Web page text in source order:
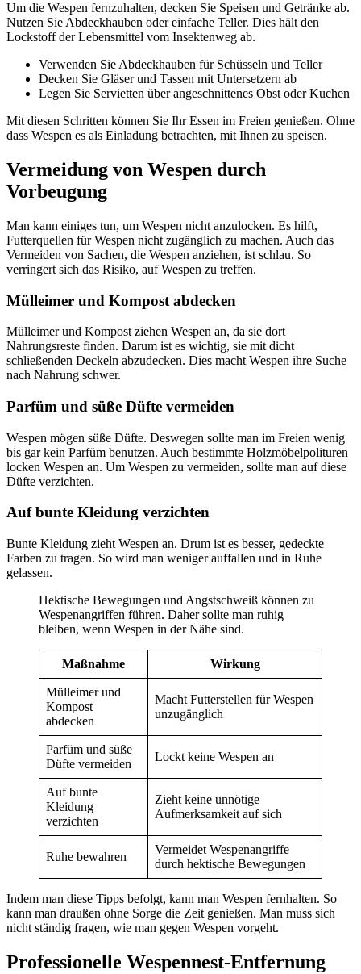
Um die Wespen fernzuhalten, decken Sie Speisen und Getränke ab.
Nutzen Sie Abdeckhauben oder einfache Teller. Dies hält den
Lockstoff der Lebensmittel vom Insektenweg ab.
Verwenden Sie Abdeckhauben für Schüsseln und Teller
Decken Sie Gläser und Tassen mit Untersetzern ab
Legen Sie Servietten über angeschnittenes Obst oder Kuchen
Mit diesen Schritten können Sie Ihr Essen im Freien genießen. Ohne
dass Wespen es als Einladung betrachten, mit Ihnen zu speisen.
Vermeidung von Wespen durch
Vorbeugung
Man kann einiges tun, um Wespen nicht anzulocken. Es hilft,
Futterquellen für Wespen nicht zugänglich zu machen. Auch das
Vermeiden von Sachen, die Wespen anziehen, ist schlau. So
verringert sich das Risiko, auf Wespen zu treffen.
Mülleimer und Kompost abdecken
Mülleimer und Kompost ziehen Wespen an, da sie dort
Nahrungsreste finden. Darum ist es wichtig, sie mit dicht
schließenden Deckeln abzudecken. Dies macht Wespen ihre Suche
nach Nahrung schwer.
Parfüm und süße Düfte vermeiden
Wespen mögen süße Düfte. Deswegen sollte man im Freien wenig
bis gar kein Parfüm benutzen. Auch bestimmte Holzmöbelpolituren
locken Wespen an. Um Wespen zu vermeiden, sollte man auf diese
Düfte verzichten.
Auf bunte Kleidung verzichten
Bunte Kleidung zieht Wespen an. Drum ist es besser, gedeckte
Farben zu tragen. So wird man weniger auffallen und in Ruhe
gelassen.
Hektische Bewegungen und Angstschweiß können zu
Wespenangriffen führen. Daher sollte man ruhig
bleiben, wenn Wespen in der Nähe sind.
Maßnahme Wirkung
Mülleimer und
Kompost
abdecken
Macht Futterstellen für Wespen
unzugänglich
Parfüm und süße
Düfte vermeiden
Lockt keine Wespen an
Auf bunte
Kleidung
verzichten
Zieht keine unnötige
Aufmerksamkeit auf sich
Ruhe bewahren
Vermeidet Wespenangriffe
durch hektische Bewegungen
Indem man diese Tipps befolgt, kann man Wespen fernhalten. So
kann man draußen ohne Sorge die Zeit genießen. Man muss sich
nicht ständig fragen, wie man gegen Wespen vorgeht.
Professionelle Wespennest-Entfernung